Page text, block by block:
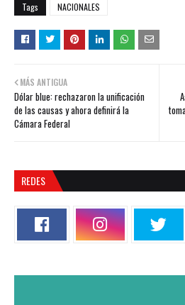
Tags NACIONALES
MÁS ANTIGUA
Dólar blue: rechazaron la unificación
de las causas y ahora definirá la
Cámara Federal
REDES